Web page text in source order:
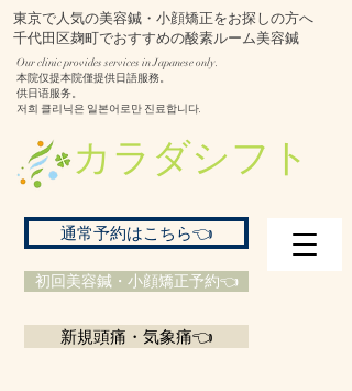
東京で人気の美容鍼・小顔矯正をお探しの方へ
千代田区麹町でおすすめの酸素ルーム美容鍼
​カラダシフト
初回美容鍼・小顔矯正予約👈
通常予約はこちら👈
新規頭痛・気象痛👈
Our clinic provides services in Japanese only.
本院仅提本院僅提供日語服務。
供日语服务。
저희 클리닉은 일본어로만 진료합니다.